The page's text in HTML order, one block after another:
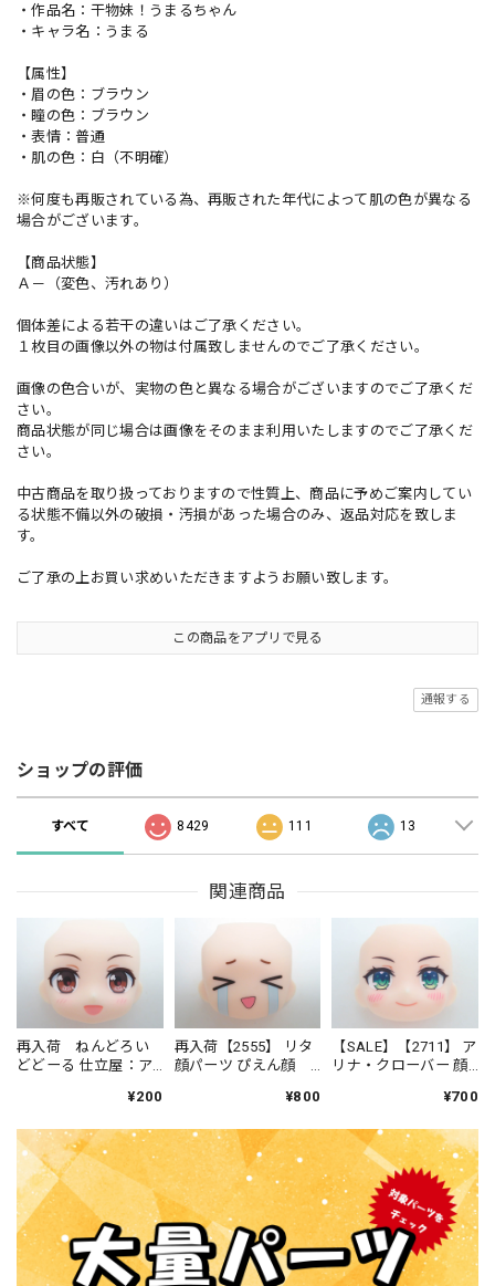
・作品名：干物妹！うまるちゃん
・キャラ名：うまる
【属性】
・眉の色：ブラウン
・瞳の色：ブラウン
・表情：普通
・肌の色：白（不明確）
※何度も再販されている為、再販された年代によって肌の色が異なる
場合がございます。
【商品状態】
Ａ－（変色、汚れあり）
個体差による若干の違いはご了承ください。
１枚目の画像以外の物は付属致しませんのでご了承ください。
画像の色合いが、実物の色と異なる場合がございますのでご了承くだ
さい。
商品状態が同じ場合は画像をそのまま利用いたしますのでご了承くだ
さい。
中古商品を取り扱っておりますので性質上、商品に予めご案内してい
る状態不備以外の破損・汚損があった場合のみ、返品対応を致しま
す。
ご了承の上お買い求めいただきますようお願い致します。
この商品をアプリで見る
通報する
ショップの評価
すべて 8429 111 13
関連商品
再入荷 ねんどろい
どどーる 仕立屋：ア
¥200
再入荷【2555】 リタ
顔パーツ ぴえん顔
¥800
【SALE】【2711】 ア
リナ・クローバー 顔
ろいどべーしっく¥700